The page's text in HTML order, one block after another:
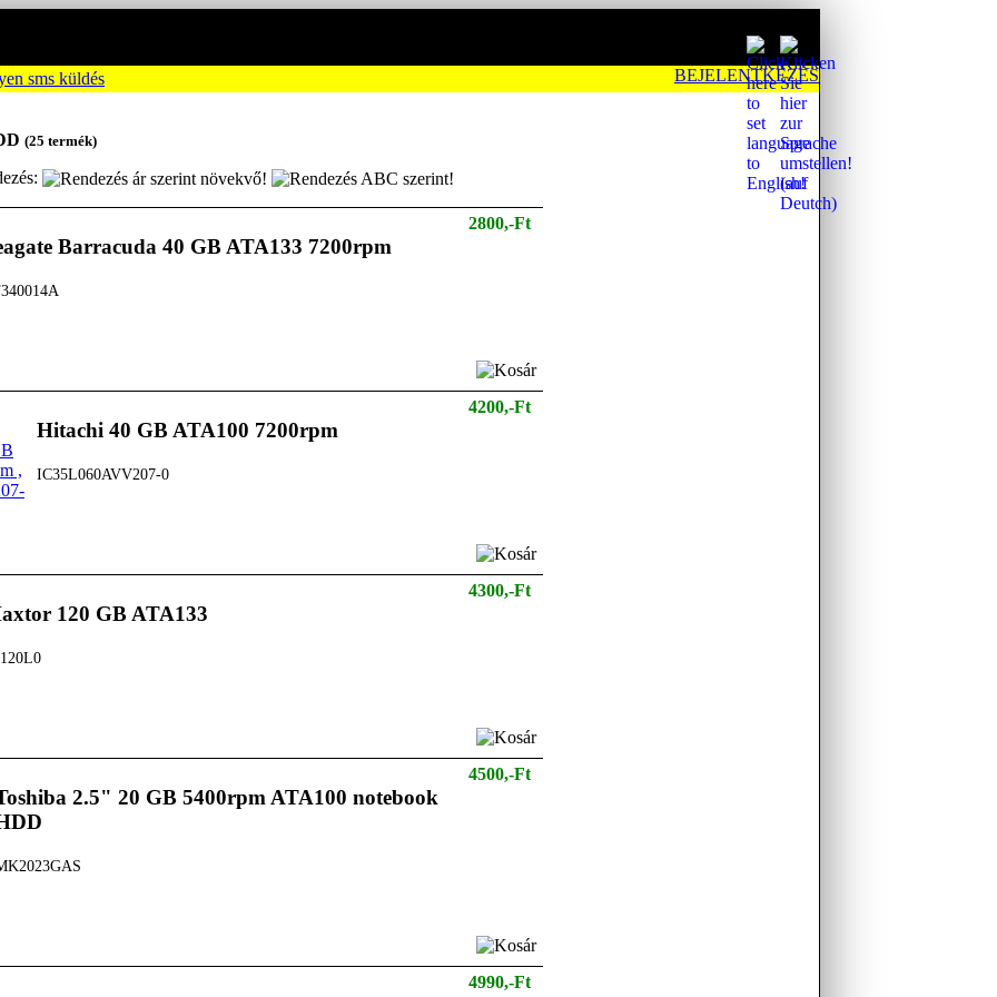
BEJELENTKEZÉS
(25 termék)
Barracuda 40 GB ATA133 7200rpm
2800,-Ft
Hitachi 40 GB ATA100 7200rpm
IC35L060AVV207-0
4200,-Ft
120 GB ATA133
4300,-Ft
2.5" 20 GB 5400rpm ATA100 notebook
4500,-Ft
4990,-Ft